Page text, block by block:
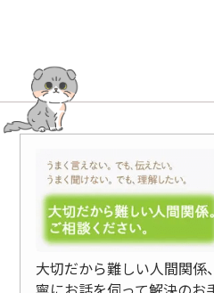
大切だから難しい人間関係